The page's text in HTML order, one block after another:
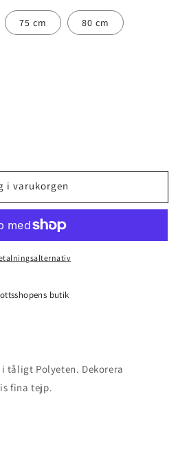
75 cm 80 cm
i varukorgen
butik
tåligt Polyeten. Dekorera
fina tejp.